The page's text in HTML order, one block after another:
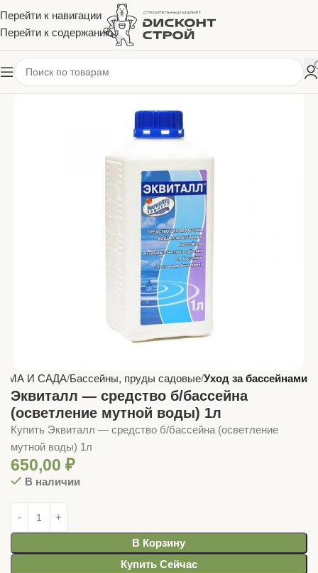
Перейти к навигации
Перейти к содержанию
И САДА Бассейны, пруды садовые Уход за бассейнами
Эквиталл — средство б/бассейна
(осветление мутной воды) 1л
Купить Эквиталл — средство б/бассейна (осветление
мутной воды) 1л
650,00 ₽
В наличии
В Корзину
Купить Сейчас